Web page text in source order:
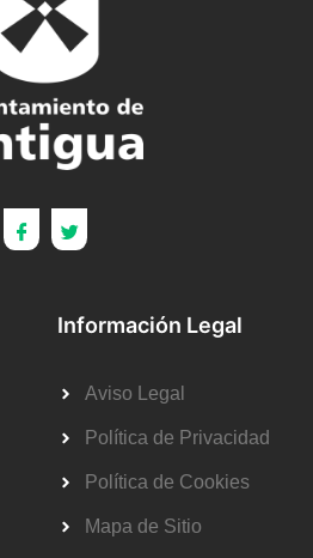
Información Legal
Aviso Legal
Política de Privacidad
Política de Cookies
Mapa de Sitio